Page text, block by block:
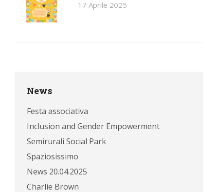
17 Aprile 2025
News
Festa associativa
Inclusion and Gender Empowerment
Semirurali Social Park
Spaziosissimo
News 20.04.2025
Charlie Brown